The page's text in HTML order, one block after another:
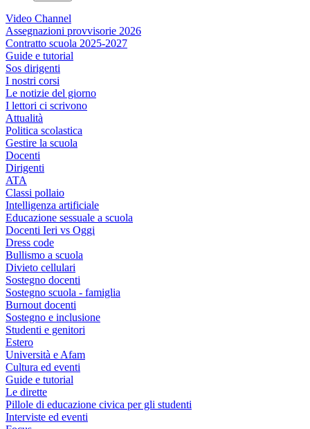
Video Channel
Assegnazioni provvisorie 2026
Contratto scuola 2025-2027
Guide e tutorial
Sos dirigenti
I nostri corsi
Le notizie del giorno
I lettori ci scrivono
Attualità
Politica scolastica
Gestire la scuola
Docenti
Dirigenti
ATA
Classi pollaio
Intelligenza artificiale
Educazione sessuale a scuola
Docenti Ieri vs Oggi
Dress code
Bullismo a scuola
Divieto cellulari
Sostegno docenti
Sostegno scuola - famiglia
Burnout docenti
Sostegno e inclusione
Studenti e genitori
Estero
Università e Afam
Cultura ed eventi
Guide e tutorial
Le dirette
Pillole di educazione civica per gli studenti
Interviste ed eventi